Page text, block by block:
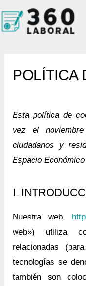
al
POLÍTICA
Esta política de
vez el
ciudadanos y
Espacio
I.
Nuestra web,
web») utiliza
relacionadas
tecnologías se
también son
u
a